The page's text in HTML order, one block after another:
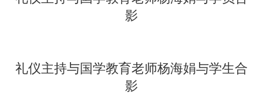
影
礼仪主持与国学教育老师杨海娟与学生合
影